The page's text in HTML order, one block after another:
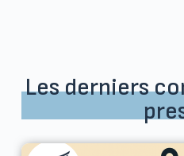
Les derniers